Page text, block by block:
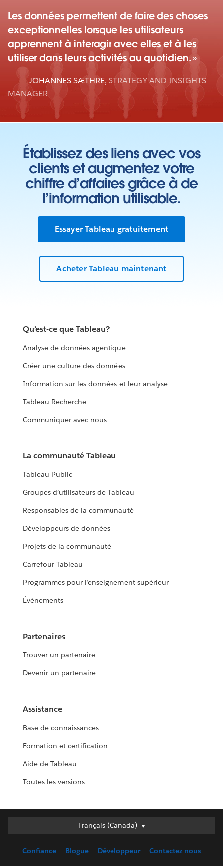
Les données permettent de faire des choses
exceptionnelles lorsque les utilisateurs
apprennent à interagir avec elles et à les
utiliser dans leurs activités au quotidien.
JOHANNES SÆTHRE, STRATEGY AND INSIGHTS
MANAGER
Établissez des liens avec vos
clients et augmentez votre
chiffre d’affaires grâce à de
l’information utilisable.
Essayer Tableau gratuitement
Acheter Tableau maintenant
Qu’est-ce que Tableau?
Analyse de données agentique
Créer une culture des données
Information sur les données et leur analyse
Tableau Recherche
Communiquer avec nous
La communauté Tableau
Tableau Public
Groupes d’utilisateurs de Tableau
Responsables de la communauté
Développeurs de données
Projets de la communauté
Carrefour Tableau
Programmes pour l’enseignement supérieur
Événements
Partenaires
Trouver un partenaire
Devenir un partenaire
Assistance
Base de connaissances
Formation et certification
Aide de Tableau
Toutes les versions
Français (Canada)
Français (Canada)
English (UK)
Confiance Blogue Développeur Contactez-nous